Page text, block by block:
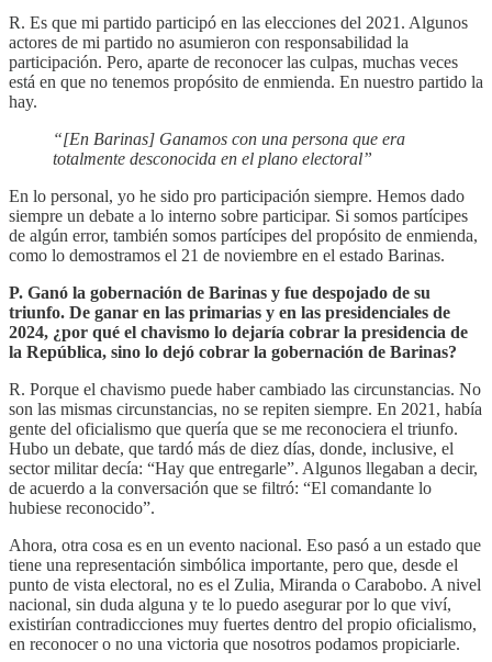
R. Es que mi partido participó en las elecciones del 2021. Algunos
actores de mi partido no asumieron con responsabilidad la
participación. Pero, aparte de reconocer las culpas, muchas veces
está en que no tenemos propósito de enmienda. En nuestro partido la
hay.
“[En Barinas] Ganamos con una persona que era
totalmente desconocida en el plano electoral”
En lo personal, yo he sido pro participación siempre. Hemos dado
siempre un debate a lo interno sobre participar. Si somos partícipes
de algún error, también somos partícipes del propósito de enmienda,
como lo demostramos el 21 de noviembre en el estado Barinas.
P. Ganó la gobernación de Barinas y fue despojado de su
triunfo. De ganar en las primarias y en las presidenciales de
2024, ¿por qué el chavismo lo dejaría cobrar la presidencia de
la República, sino lo dejó cobrar la gobernación de Barinas?
R. Porque el chavismo puede haber cambiado las circunstancias. No
son las mismas circunstancias, no se repiten siempre. En 2021, había
gente del oficialismo que quería que se me reconociera el triunfo.
Hubo un debate, que tardó más de diez días, donde, inclusive, el
sector militar decía: “Hay que entregarle”. Algunos llegaban a decir,
de acuerdo a la conversación que se filtró: “El comandante lo
hubiese reconocido”.
Ahora, otra cosa es en un evento nacional. Eso pasó a un estado que
tiene una representación simbólica importante, pero que, desde el
punto de vista electoral, no es el Zulia, Miranda o Carabobo. A nivel
nacional, sin duda alguna y te lo puedo asegurar por lo que viví,
existirían contradicciones muy fuertes dentro del propio oficialismo,
en reconocer o no una victoria que nosotros podamos propiciarle.